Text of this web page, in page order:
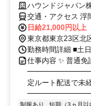
ハウンドジャパン
交通・アクセス 浮
日給21,000円以上
東京都東京23区北
勤務時間詳細 ■土
仕事内容 ✨ 普通免
定ルート配送で未
制服あり 短期（3ヵ月以